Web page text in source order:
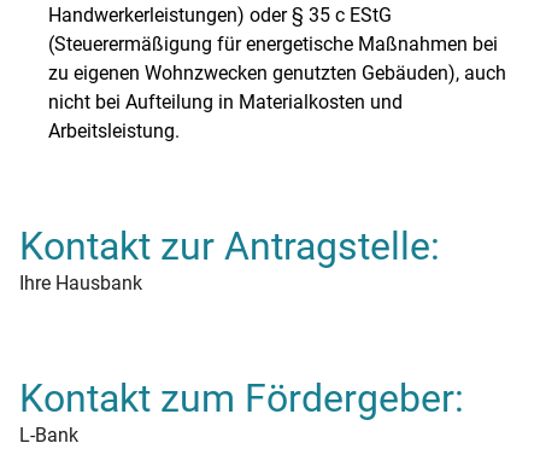
Handwerkerleistungen) oder § 35 c EStG
(Steuerermäßigung für energetische Maßnahmen bei
zu eigenen Wohnzwecken genutzten Gebäuden), auch
nicht bei Aufteilung in Materialkosten und
Arbeitsleistung.
Kontakt zur Antragstelle:
Ihre Hausbank
Kontakt zum Fördergeber:
L‑Bank